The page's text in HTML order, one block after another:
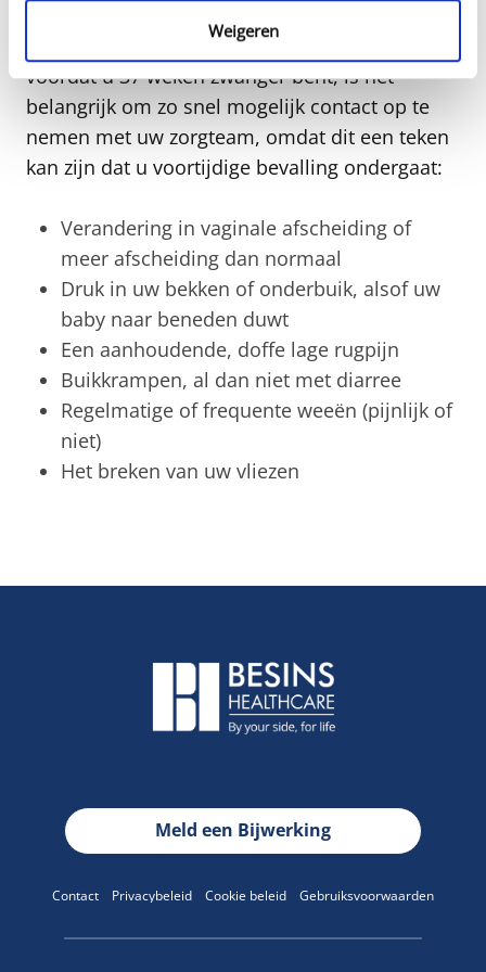
Weigeren
Als u een van de volgende symptomen ervaart
voordat u 37 weken zwanger bent, is het
belangrijk om zo snel mogelijk contact op te
nemen met uw zorgteam, omdat dit een teken
kan zijn dat u voortijdige bevalling ondergaat:
Verandering in vaginale afscheiding of
meer afscheiding dan normaal
Druk in uw bekken of onderbuik, alsof uw
baby naar beneden duwt
Een aanhoudende, doffe lage rugpijn
Buikkrampen, al dan niet met diarree
Regelmatige of frequente weeën (pijnlijk of
niet)
Het breken van uw vliezen
Meld een Bijwerking
Contact Privacybeleid Cookie beleid Gebruiksvoorwaarden